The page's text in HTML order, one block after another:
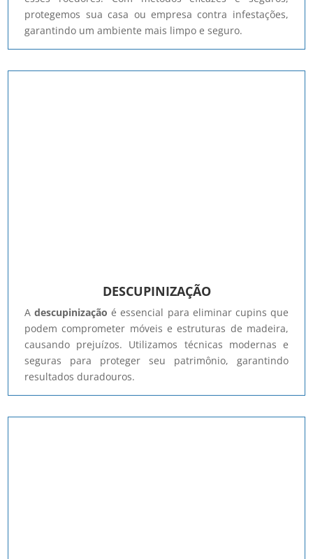
protegemos sua casa ou empresa contra infestações,
garantindo um ambiente mais limpo e seguro.
DESCUPINIZAÇÃO
Adescupinização é essencial para eliminar cupins que
podem comprometer móveis e estruturas de madeira,
causando prejuízos. Utilizamos técnicas modernas e
seguras para proteger seu patrimônio, garantindo
resultados duradouros.